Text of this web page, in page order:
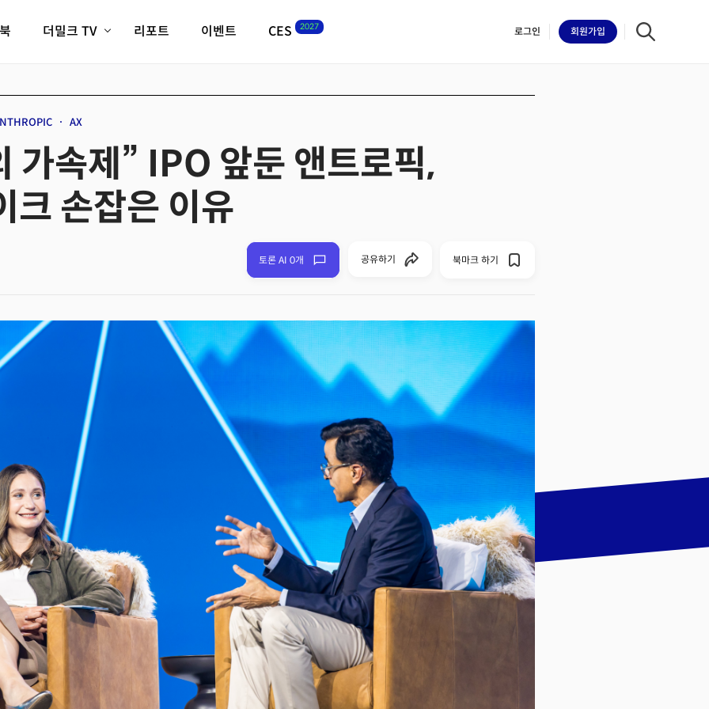
더밀크 TV
크리스의 뉴욕 시그널
더밀크 아카데미
더웨이브/트렌드쇼
리포트 이벤트 CES 2027
필드 가이드
CES2027 with TheMiilk
로그인 회원가입
AX
가속제” IPO 앞둔 앤트로픽,
크 손잡은 이유
토론 AI 0개 공유하기
Facebook Kakaotalk LinkedIn
기사링크 복사하기
북마크 하기